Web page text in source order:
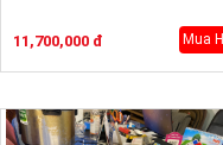
11,700,000 đ Mua